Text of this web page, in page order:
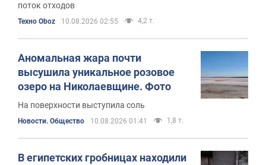
поток отходов
Техно Oboz 10.08.2026 02:55 4,2 т.
Аномальная жара почти
высушила уникальное розовое
озеро на Николаевщине. Фото
На поверхности выступила соль
Новости. Общество 10.08.2026 01:41 1,8 т.
В египетских гробницах находили